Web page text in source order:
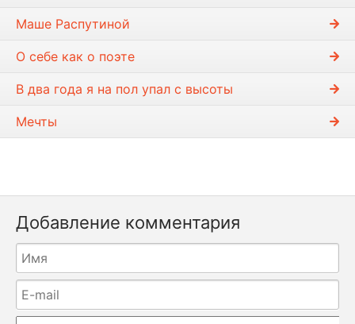
Маше Распутиной
О себе как о поэте
В два года я на пол упал с высоты
Мечты
Добавление комментария